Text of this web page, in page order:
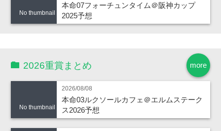
No thumbnail
本命07フォーチュンタイム＠阪神カップ
2025予想
more
2026重賞まとめ
No thumbnail
2026/08/08
本命03ルクソールカフェ＠エルムステーク
ス2026予想